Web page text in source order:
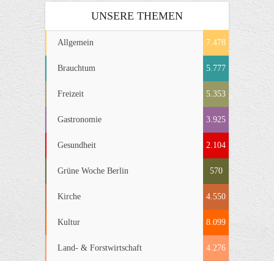
UNSERE THEMEN
Allgemein 7.478
Brauchtum 5.777
Freizeit 5.353
Gastronomie 3.925
Gesundheit 2.104
Grüne Woche Berlin 570
Kirche 4.550
Kultur 8.099
Land- & Forstwirtschaft 4.276